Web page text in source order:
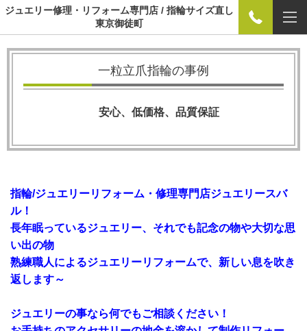
ジュエリー修理・リフォーム専門店 / 指輪サイズ直し
東京御徒町
一粒立爪指輪の事例
安心、低価格、品質保証
指輪/ジュエリーリフォーム・修理専門店ジュエリースバ
ル！
長年眠っているジュエリー、それでも記念の物や大切な思
い出の物
熟練職人によるジュエリーリフォームで、新しい息を吹き
返します～
ジュエリーの事なら何でもご相談ください！